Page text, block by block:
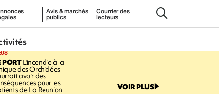
Avis & marchés
publics
Courrier des
lecteurs
PORTL'incendie à la
des Orchidées
avoir des
pour les
de La Réunion VOIR PLUS